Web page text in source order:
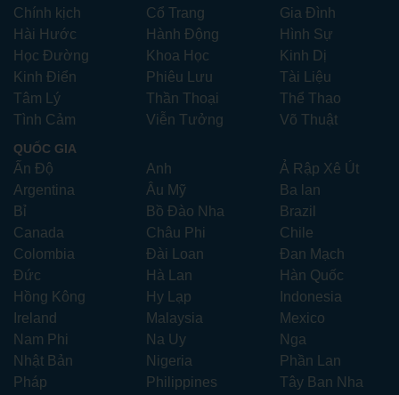
Chính kịch
Cổ Trang
Gia Đình
Hài Hước
Hành Động
Hình Sự
Học Đường
Khoa Học
Kinh Dị
Kinh Điển
Phiêu Lưu
Tài Liệu
Tâm Lý
Thần Thoại
Thể Thao
Tình Cảm
Viễn Tưởng Võ Thuật
QUỐC GIA
Ấn Độ Anh
Ả Rập Xê Út
Argentina
Âu Mỹ
Ba lan
Bỉ
Bồ Đào Nha
Brazil
Canada
Châu Phi
Chile
Colombia
Đài Loan
Đan Mạch
Đức
Hà Lan
Hàn Quốc
Hồng Kông
Hy Lạp
Indonesia
Ireland
Malaysia
Mexico
Nam Phi
Na Uy
Nga
Nhật Bản
Nigeria
Phần Lan
Pháp
Philippines Tây Ban Nha